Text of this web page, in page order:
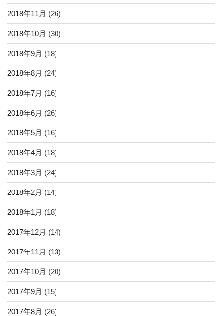
2018年11月 (26)
2018年10月 (30)
2018年9月 (18)
2018年8月 (24)
2018年7月 (16)
2018年6月 (26)
2018年5月 (16)
2018年4月 (18)
2018年3月 (24)
2018年2月 (14)
2018年1月 (18)
2017年12月 (14)
2017年11月 (13)
2017年10月 (20)
2017年9月 (15)
2017年8月 (26)